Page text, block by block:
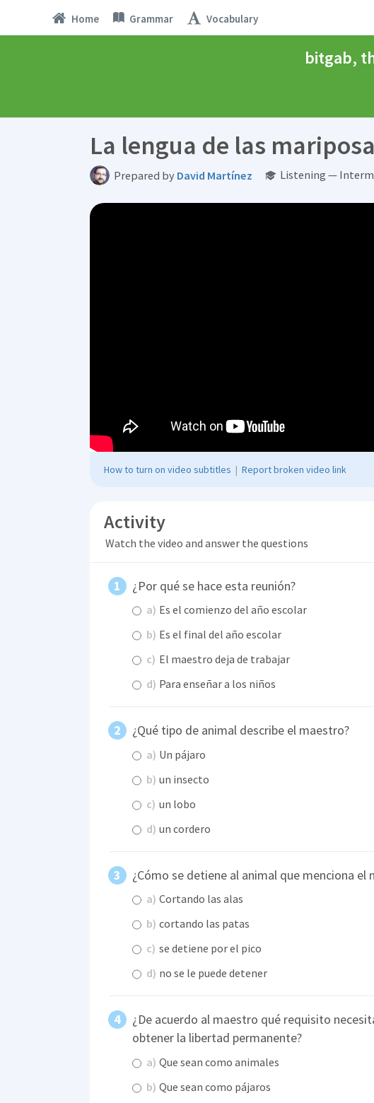
Home Grammar Vocabulary
bitgab,
La lengua de las
Prepared by David Martínez Listening —
How to turn on video subtitles | Report broken video link
Activity
Watch the video and answer the questions
¿Por qué se hace esta reunión?
a) Es el comienzo del año escolar
b) Es el final del año escolar
c) El maestro deja de trabajar
d) Para enseñar a los niños
¿Qué tipo de animal describe el maestro?
a) Un pájaro
b) un insecto
c) un lobo
d) un cordero
¿Cómo se detiene al animal que menciona el
a) Cortando las alas
b) cortando las patas
c) se detiene por el pico
d) no se le puede detener
¿De acuerdo al maestro qué requisito
obtener la libertad permanente?
a) Que sean como animales
b) Que sean como pájaros